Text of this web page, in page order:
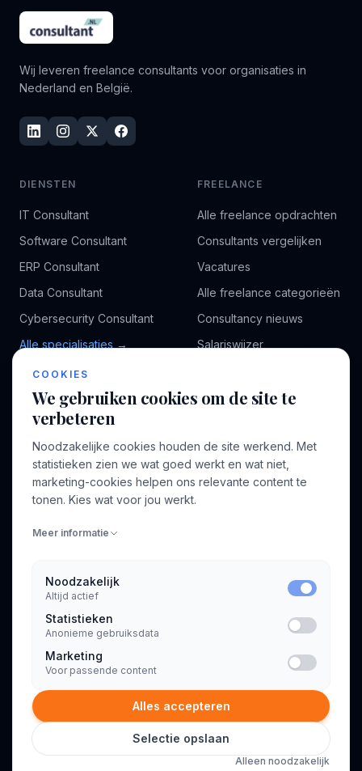
Wij leveren freelance consultants voor organisaties in
Nederland en België.
DIENSTEN
IT Consultant
Software Consultant
ERP Consultant
Data Consultant
Cybersecurity Consultant
Alle specialisaties →
FREELANCE
Alle freelance opdrachten
Consultants vergelijken
Vacatures
Alle freelance categorieën
Consultancy nieuws
Salariswijzer
BEDRIJF
Over ons
Voor opdrachtgevers
Profiel aanmaken
INFORMATIE
Algemene voorwaarden
Privacyverklaring
© 2026 Consultant.nl. Alle rechten voorbehouden.
COOKIES
We gebruiken cookies om de site te
verbeteren
Noodzakelijke cookies houden de site werkend. Met
statistieken zien we wat goed werkt en wat niet,
marketing-cookies helpen ons relevante content te
tonen. Kies wat voor jou werkt.
Meer informatie
Noodzakelijk
Altijd actief
Statistieken
Anonieme gebruiksdata
Marketing
Voor passende content
Alles accepteren
Selectie opslaan
Alleen noodzakelijk